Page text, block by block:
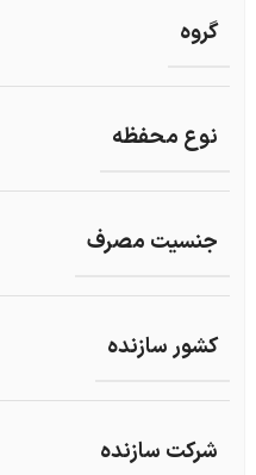
گروه
نوع محفظه
جنسیت مصرف
کشور سازنده
شرکت سازنده